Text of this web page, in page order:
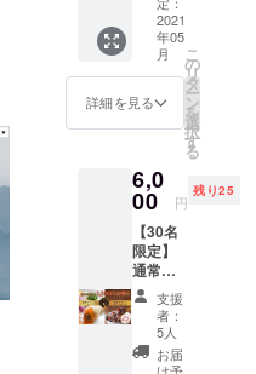
よう、ぜひ
一度お試し
いただきた
いとおもい
ますので、
よろしくお
願いいたし
ます。
2,920円
お得！
薬膳ポ
ケット2
パック
(8
本)+薬
わ2パッ
ク
(180g×
4食) お
名前入
り感謝
カード
付き ※
クール
便で配
送させ
2021
年05
月
詳細を見る
こ
の
リ
タ
ー
ン
を
選
択
す
る
6,0
00 円
残り25
【30名
限定】
通常よ
り1,360
円お
得！ 薬
膳ポ
ケット1
支援
者：
5人
お届
け予